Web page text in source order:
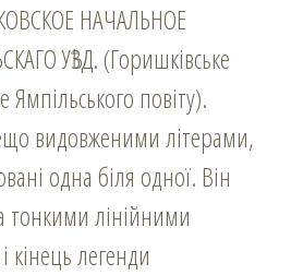
НАЧАЛЬНОЕ
УѢЗД. (Горишківське
повіту).
видовженими літерами,
одна біля одної. Він
лінійними
кінець легенди